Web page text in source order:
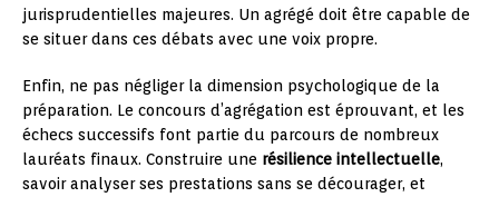
jurisprudentielles majeures. Un agrégé doit être capable de
se situer dans ces débats avec une voix propre.
Enfin, ne pas négliger la dimension psychologique de la
préparation. Le concours d’agrégation est éprouvant, et les
échecs successifs font partie du parcours de nombreux
lauréats finaux. Construire une résilience intellectuelle,
savoir analyser ses prestations sans se décourager, et